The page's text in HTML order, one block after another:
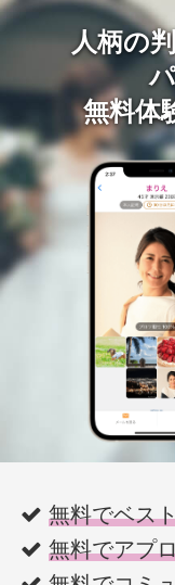
人柄の
無料体
無料でベス
無料でアプ